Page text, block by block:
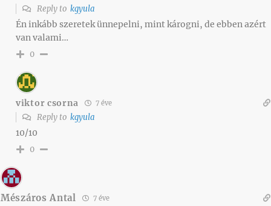
Reply to kgyula
Én inkább szeretek ünnepelni, mint károgni, de ebben azért
van valami…
0
viktor csorna 7 éve
Reply to kgyula
10/10
0
Mészáros Antal 7 éve